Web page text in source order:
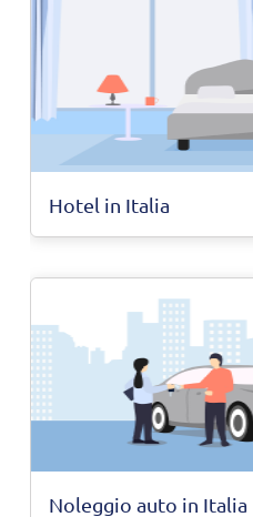
Hotel in Italia
Noleggio auto in Italia